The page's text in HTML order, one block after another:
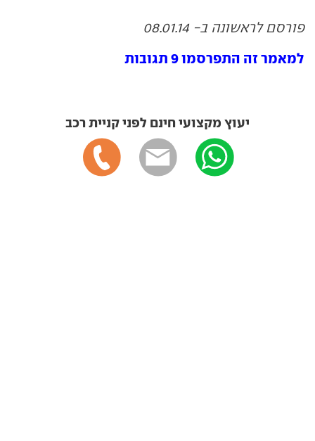
פורסם לראשונה ב- 08.01.14
למאמר זה התפרסמו 9 תגובות
יעוץ מקצועי חינם לפני קניית רכב